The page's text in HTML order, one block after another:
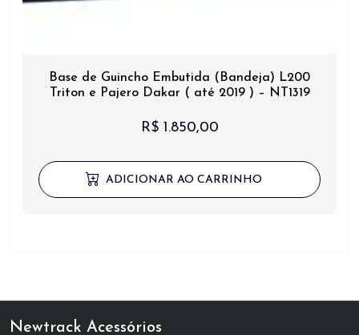
Base de Guincho Embutida (Bandeja) L200
Triton e Pajero Dakar ( até 2019 ) – NT1319
R$1.850,00
ADICIONAR AO CARRINHO
Newtrack Acessórios